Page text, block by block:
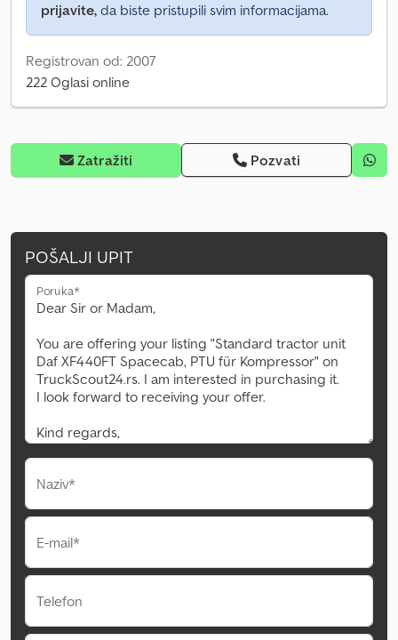
prijavite, da biste pristupili svim informacijama.
Registrovan od: 2007
222 Oglasi online
Zatražiti Pozvati
POŠALJI UPIT
Poruka*
Naziv*
E-mail*
Telefon